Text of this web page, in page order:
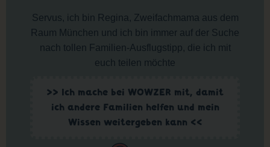
Servus, ich bin Regina, Zweifachmama aus dem
Raum München und ich bin immer auf der Suche
nach tollen Familien-Ausflugstipp, die ich mit
euch teilen möchte
>> Ich mache bei WOWZER mit, damit
ich andere Familien helfen und mein
Wissen weitergeben kann <<